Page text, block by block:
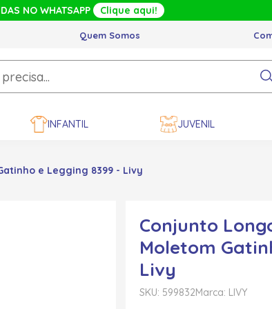
NO WHATSAPP Clique aqui!
Quem Somos
INFANTIL JUVENIL
e Legging 8399 - Livy
Conjunto
Moletom
Livy
SKU: 599832Marca: LIVY